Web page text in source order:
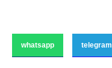
whatsapp telegram